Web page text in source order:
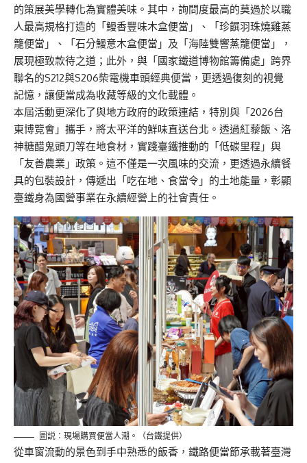
的策展美學轉化為實體美味。其中，詢問度最高的莫過於以職
人最高規格打造的「鰻香豐味木盒便當」、「珍饌羽珠燒雞蒸
籠便當」、「石分鰻意木盒便當」及「海陸雙響蒸籠便當」，
展現極致款待之道；此外，與「國家鐵道博物館籌備處」跨界
聯名的S212與S206柴電機車頭經典便當，更透過復刻的視覺
記憶，讓便當成為收藏等級的文化載體。
本屆活動更深化了與地方政府的政策連結，特別與「2026台
東博覽會」攜手，將太平洋的鮮味直送台北。透過紅藜飯、洛
神糖醋鬼頭刀等在地食材，實踐臺鐵推動的「低碳里程」與
「友善農業」政策。這不僅是一次風味的交流，更透過永續餐
具的包裝設計，傳遞出「吃在地、食當令」的土地能量，彰顯
臺鐵身為國營事業在永續經營上的社會責任。
圖説：現場購買便當人潮。（台鐵提供）
從車窗流動的景色到手中熟悉的飯香，鐵路便當節承載著臺灣